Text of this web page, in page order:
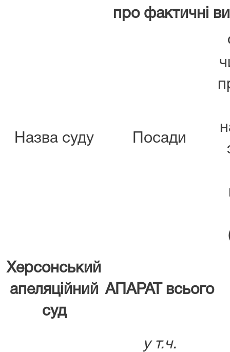
про фактичні
Назва суду Посади
Херсонський
апеляційний
суд
АПАРАТ всього
у т.ч.